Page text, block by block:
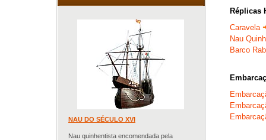
NAU DO SÉCULO XVI
Nau quinhentista encomendada pela
Réplicas
Caravela
Nau
Barco